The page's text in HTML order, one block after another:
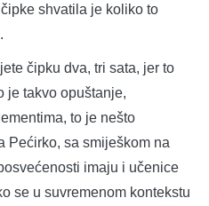
shvatila je koliko to
čipku dva, tri sata, jer to
je takvo opuštanje,
to je nešto
Pećirko, sa smiješkom na
imaju i učenice
se u suvremenom kontekstu